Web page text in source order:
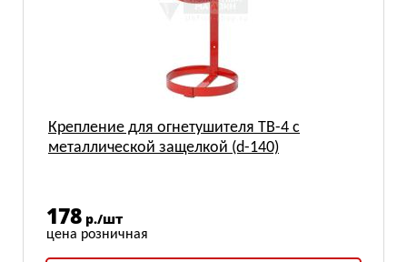
Крепление для огнетушителя ТВ-4 с
металлической защелкой (d-140)
178 р./шт